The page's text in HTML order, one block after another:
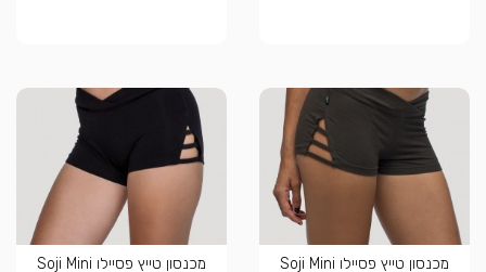
מכנסון טייץ פסיילו Soji Mini
מכנסון טייץ פסיילו Soji Mini